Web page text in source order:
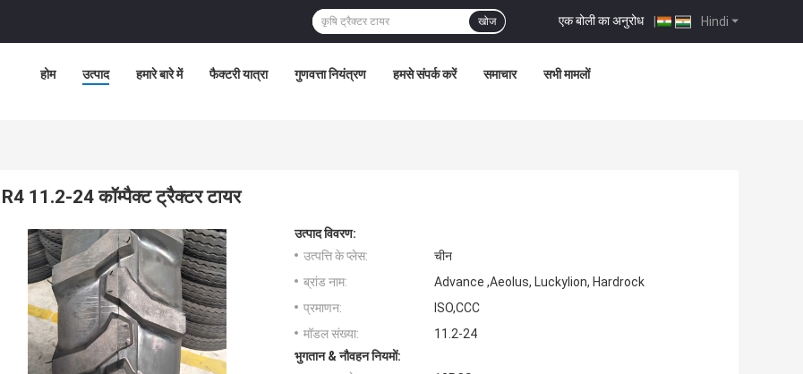
Hindi
एक बोली का अनुरोध |
खोज
होम उत्पाद हमारे बारे में फैक्टरी यात्रा गुणवत्ता नियंत्रण हमसे संपर्क करें समाचार सभी मामलों
R4 11.2-24 कॉम्पैक्ट ट्रैक्टर टायर
उत्पाद विवरण:
उत्पत्ति के प्लेस:
चीन
ब्रांड नाम:
Advance ,Aeolus, Luckylion, Hardrock
प्रमाणन:
ISO,CCC
मॉडल संख्या:
11.2-24
भुगतान & नौवहन नियमों: